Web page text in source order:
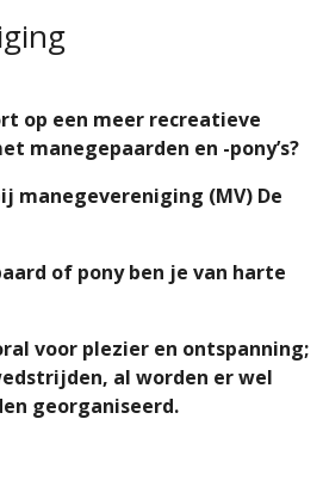
op een meer recreatieve
manegepaarden en -pony’s?
manegevereniging (MV) De
of pony ben je van harte
voor plezier en ontspanning;
al worden er wel
georganiseerd.